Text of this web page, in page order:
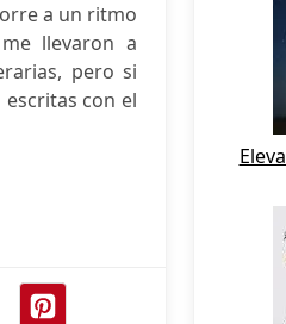
a un ritmo
llevaron a
pero si
con el